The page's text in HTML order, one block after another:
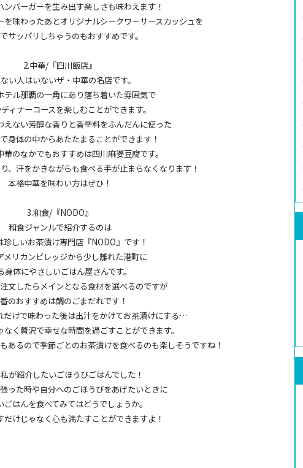
ンバーガーを生み出す楽しさも味わえます！
を味わったあとオリジナルシークワーサースカッシュを
サッパリしちゃうのもおすすめです。
2.中華/『四川飯店』
い人はいないザ・中華の名店です。
テル那覇の一角にあり落ち着いた雰囲気で
ィナーコースを楽しむことができます。
えない芳醇な香りと香辛料をふんだんに使った
身体の中からあたたまることができます！
華のなかでもおすすめは四川麻婆豆腐です。
、汗をかきながらも食べる手が止まらなくなります！
本格中華を味わい方はぜひ！
3.和食/『NODO』
和食ジャンルで紹介するのは
珍しいお茶漬け専門店『NODO』です！
メリカンビレッジから少し離れた港町に
身体にやさしいごはん屋さんです。
文したらメインとなる食材を選べるのですが
のおすすめは鯛のごまだれです！
だけで味わった後は出汁をかけてお茶漬けにする…
なく贅沢で幸せな時間を過ごすことができます。
あるので季節ごとのお茶漬けを食べるのも楽しそうですね！
が紹介したいごほうびごはんでした！
った時や自分へのごほうびをあげたいときに
ごはんを食べてみてはどうでしょうか。
だけじゃなく心も満たすことができますよ！